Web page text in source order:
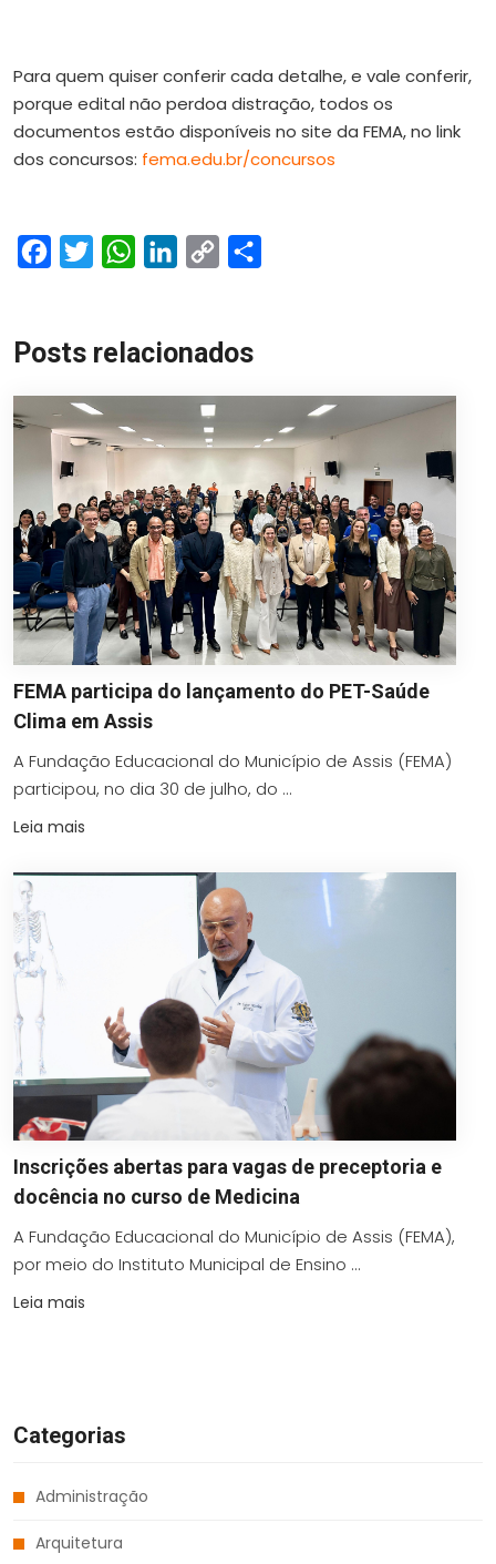
Para quem quiser conferir cada detalhe, e vale conferir,
porque edital não perdoa distração, todos os
documentos estão disponíveis no site da FEMA, no link
dos concursos: fema.edu.br/concursos
FacebookTwitterWhatsAppLinkedIn
Copy
Posts relacionados
FEMA participa do lançamento do PET-Saúde
Clima em Assis
A Fundação Educacional do Município de Assis (FEMA)
participou, no dia 30 de julho, do ...
Leia mais
Inscrições abertas para vagas de preceptoria e
docência no curso de Medicina
A Fundação Educacional do Município de Assis (FEMA),
por meio do Instituto Municipal de Ensino ...
Leia mais
Categorias
Administração
Arquitetura